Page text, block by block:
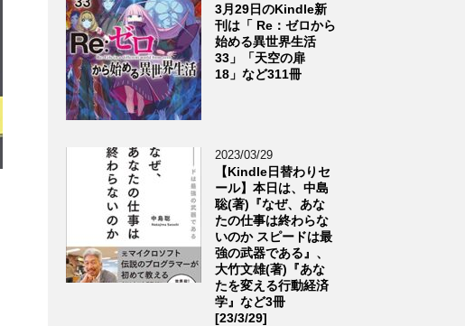
3月29日のKindle新
刊は「 Re：ゼロから
始める異世界生活
33」「天空の扉
18」など311冊
2023/03/29
【Kindle日替わりセ
ール】本日は、中島
聡(著)『なぜ、あな
たの仕事は終わらな
いのか スピードは最
強の武器である』、
大竹文雄(著)『あな
たを変える行動経済
学』など3冊
[23/3/29]